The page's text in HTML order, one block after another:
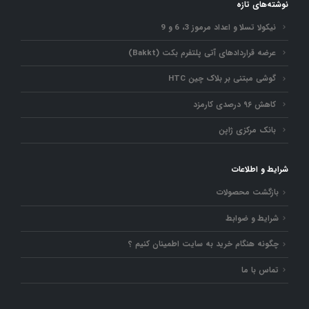
نوشته‌های تازه
نیکولا تسلا و اعداد مرموز 3، 6 و 9
عرضه قراردادهای آتی پلتفرم بکت (Bakkt)
گوشی مبتنی بر بلاک چین HTC
کاهش ۹۶ درصدی کارمزد
بانک مرکزی ژاپن
شرایط و اطلاعات
بازگشت محصولات
شرایط و ضوابط
چگونه هنگام خرید به سایت اطمینان کنیم ؟
تماس با ما